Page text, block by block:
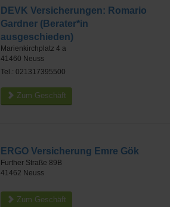
DEVK Versicherungen: Romario
Gardner (Berater*in
ausgeschieden)
Marienkirchplatz 4 a
41460 Neuss
Tel.: 021317395500
Zum Geschäft
ERGO Versicherung Emre Gök
Further Straße 89B
41462 Neuss
Zum Geschäft